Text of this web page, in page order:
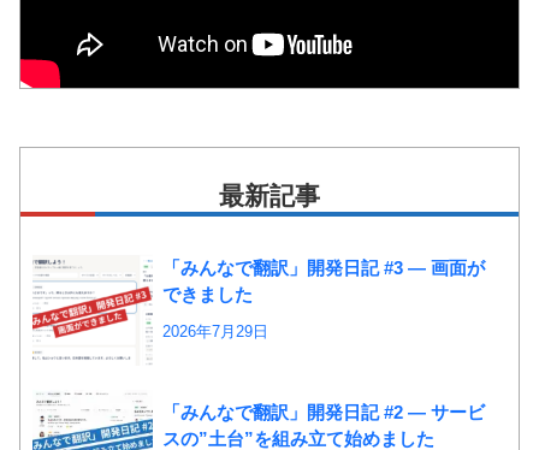
最新記事
「みんなで翻訳」開発日記 #3 ― 画面が
できました
2026年7月29日
「みんなで翻訳」開発日記 #2 ― サービ
スの”土台”を組み立て始めました